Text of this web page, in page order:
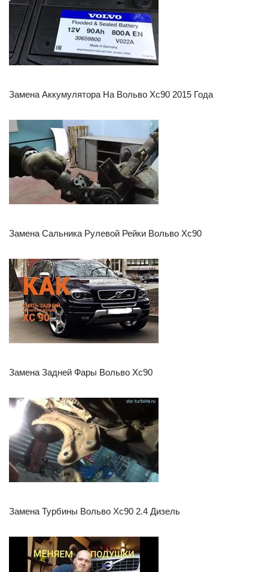
Замена Аккумулятора На Вольво Хс90 2015 Года
Замена Сальника Рулевой Рейки Вольво Хс90
Замена Задней Фары Вольво Хс90
Замена Турбины Вольво Хс90 2.4 Дизель